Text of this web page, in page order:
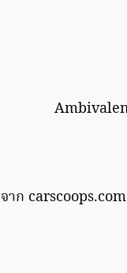
าก carscoops.com